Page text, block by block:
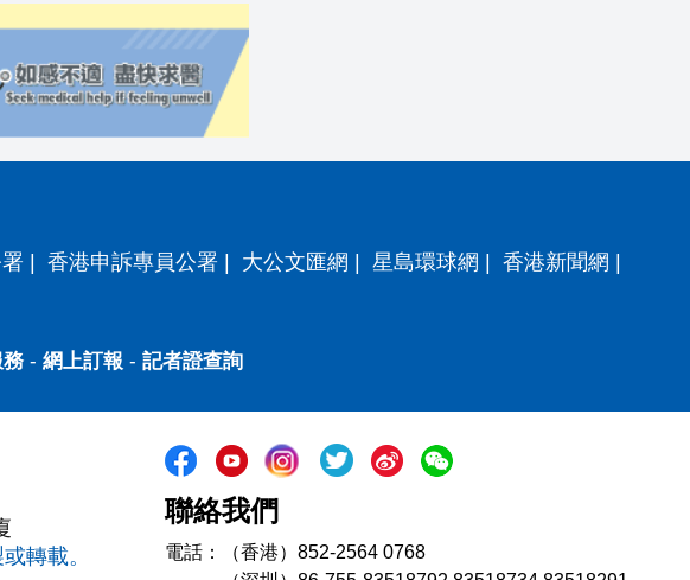
香港申訴專員公署 大公文匯網 星島環球網 香港新聞網
- 網上訂報 - 記者證查詢
轉載。
聯絡我們
電話：（香港）852-2564 0768